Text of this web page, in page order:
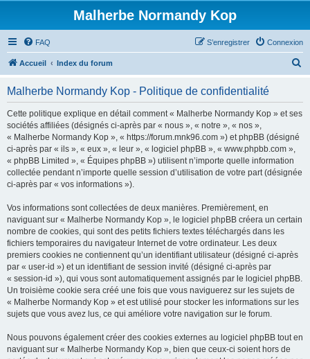
Malherbe Normandy Kop
FAQ Connexion
S’enregistrer
Accueil Index du forum
Malherbe Normandy Kop - Politique de confidentialité
Cette politique explique en détail comment « Malherbe Normandy Kop » et ses
sociétés affiliées (désignés ci-après par « nous », « notre », « nos »,
« Malherbe Normandy Kop », « https://forum.mnk96.com ») et phpBB (désigné
ci-après par « ils », « eux », « leur », « logiciel phpBB », « www.phpbb.com »,
« phpBB Limited », « Équipes phpBB ») utilisent n’importe quelle information
collectée pendant n’importe quelle session d’utilisation de votre part (désignée
ci-après par « vos informations »).
Vos informations sont collectées de deux manières. Premièrement, en
naviguant sur « Malherbe Normandy Kop », le logiciel phpBB créera un certain
nombre de cookies, qui sont des petits fichiers textes téléchargés dans les
fichiers temporaires du navigateur Internet de votre ordinateur. Les deux
premiers cookies ne contiennent qu’un identifiant utilisateur (désigné ci-après
par « user-id ») et un identifiant de session invité (désigné ci-après par
« session-id »), qui vous sont automatiquement assignés par le logiciel phpBB.
Un troisième cookie sera créé une fois que vous naviguerez sur les sujets de
« Malherbe Normandy Kop » et est utilisé pour stocker les informations sur les
sujets que vous avez lus, ce qui améliore votre navigation sur le forum.
Nous pouvons également créer des cookies externes au logiciel phpBB tout en
naviguant sur « Malherbe Normandy Kop », bien que ceux-ci soient hors de